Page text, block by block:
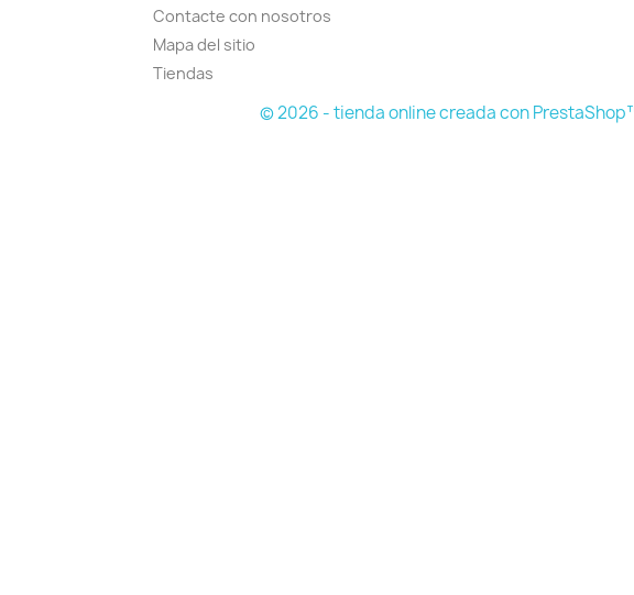
Contacte con nosotros
Mapa del sitio
Tiendas
© 2026 - tienda online creada con